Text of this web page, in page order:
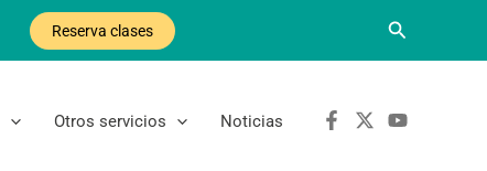
Reserva clases Buscar
Otros servicios Noticias